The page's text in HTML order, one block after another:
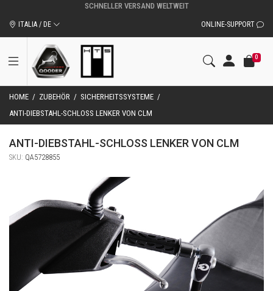
ORIGINALZUBEHÖR UND ERSATZTEILE VON QOODER
ITALIA / DE ONLINE-SUPPORT
0
HOME / ZUBEHÖR / SICHERHEITSSYSTEME /
ANTI-DIEBSTAHL-SCHLOSS LENKER VON CLM
ANTI-DIEBSTAHL-SCHLOSS LENKER VON CLM
SKU: QA5728855